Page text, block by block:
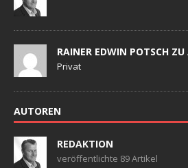
RAINER EDWIN POTSCH ZU
Privat
AUTOREN
REDAKTION
veröffentlichte 89 Artikel